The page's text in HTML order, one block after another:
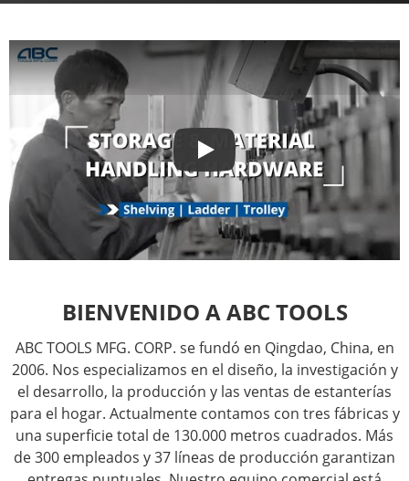
Play
Jugar
BIENVENIDO A ABC TOOLS
ABC TOOLS MFG. CORP. se fundó en Qingdao, China, en
2006. Nos especializamos en el diseño, la investigación y
el desarrollo, la producción y las ventas de estanterías
para el hogar. Actualmente contamos con tres fábricas y
una superficie total de 130.000 metros cuadrados. Más
de 300 empleados y 37 líneas de producción garantizan